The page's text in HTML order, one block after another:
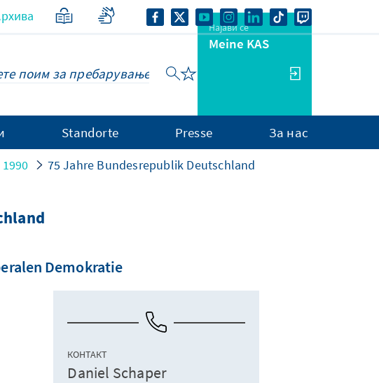
Најави се
Meine KAS
Standorte Presse За нас
75 Jahre Bundesrepublik Deutschland
Demokratie
КОНТАКТ
Daniel Schaper